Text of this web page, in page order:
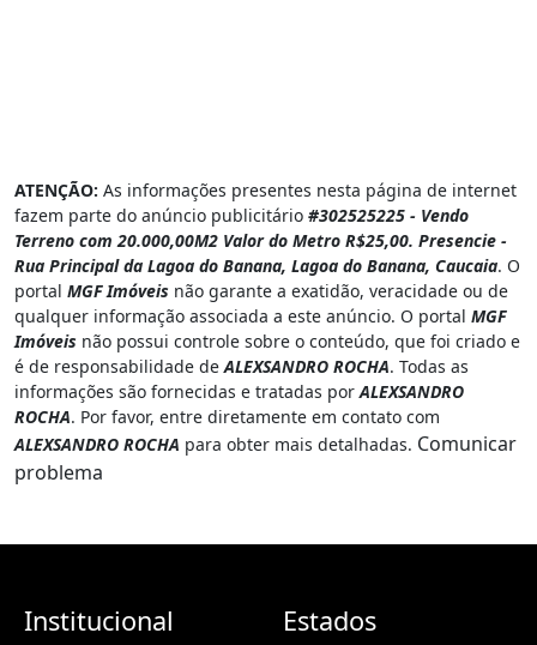
ATENÇÃO: As informações presentes nesta página de internet
fazem parte do anúncio publicitário #302525225 - Vendo
Terreno com 20.000,00M2 Valor do Metro R$25,00. Presencie -
Rua Principal da Lagoa do Banana, Lagoa do Banana, Caucaia. O
portal MGF Imóveis não garante a exatidão, veracidade ou de
qualquer informação associada a este anúncio. O portal MGF
Imóveis não possui controle sobre o conteúdo, que foi criado e
é de responsabilidade deALEXSANDRO ROCHA. Todas as
informações são fornecidas e tratadas porALEXSANDRO
ROCHA. Por favor, entre diretamente em contato com
ALEXSANDRO ROCHA para obter mais detalhadas. Comunicar
problema
Institucional Estados